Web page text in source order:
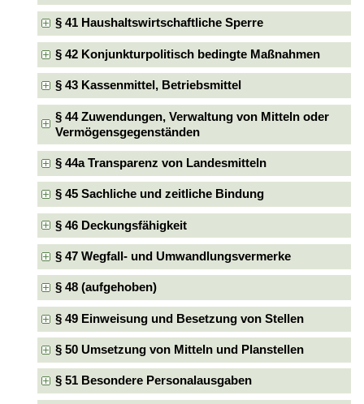
§ 41 Haushaltswirtschaftliche Sperre
§ 42 Konjunkturpolitisch bedingte Maßnahmen
§ 43 Kassenmittel, Betriebsmittel
§ 44 Zuwendungen, Verwaltung von Mitteln oder
Vermögensgegenständen
§ 44a Transparenz von Landesmitteln
§ 45 Sachliche und zeitliche Bindung
§ 46 Deckungsfähigkeit
§ 47 Wegfall- und Umwandlungsvermerke
§ 48 (aufgehoben)
§ 49 Einweisung und Besetzung von Stellen
§ 50 Umsetzung von Mitteln und Planstellen
§ 51 Besondere Personalausgaben